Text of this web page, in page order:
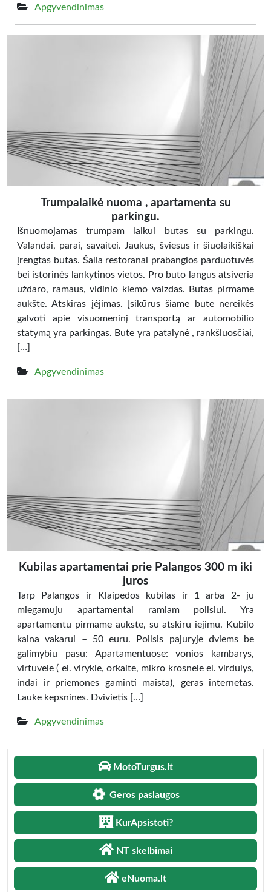
Apgyvendinimas
Trumpalaikė nuoma , apartamenta su
parkingu.
Išnuomojamas trumpam laikui butas su parkingu.
Valandai, parai, savaitei. Jaukus, šviesus ir šiuolaikiškai
įrengtas butas. Šalia restoranai prabangios parduotuvės
bei istorinės lankytinos vietos. Pro buto langus atsiveria
uždaro, ramaus, vidinio kiemo vaizdas. Butas pirmame
aukšte. Atskiras įėjimas. Įsikūrus šiame bute nereikės
galvoti apie visuomeninį transportą ar automobilio
statymą yra parkingas. Bute yra patalynė , rankšluosčiai,
[…]
Apgyvendinimas
Kubilas apartamentai prie Palangos 300 m iki
juros
Tarp Palangos ir Klaipedos kubilas ir 1 arba 2- ju
miegamuju apartamentai ramiam poilsiui. Yra
apartamentu pirmame aukste, su atskiru iejimu. Kubilo
kaina vakarui – 50 euru. Poilsis pajuryje dviems be
galimybiu pasu: Apartamentuose: vonios kambarys,
virtuvele ( el. virykle, orkaite, mikro krosnele el. virdulys,
indai ir priemones gaminti maista), geras internetas.
Lauke kepsnines. Dvivietis […]
Apgyvendinimas
MotoTurgus.lt
Geros paslaugos
KurApsistoti?
NT skelbimai
eNuoma.lt